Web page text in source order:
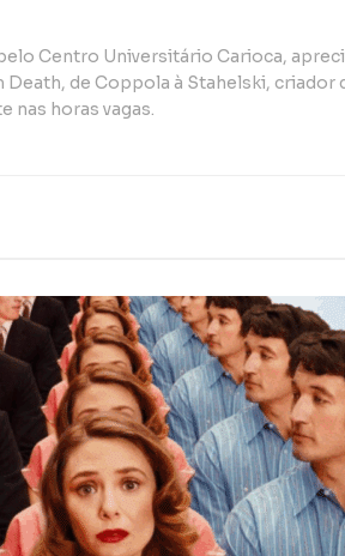
Centro Universitário Carioca,
Death, de Coppola à Stahelski, criador
nas horas vagas.